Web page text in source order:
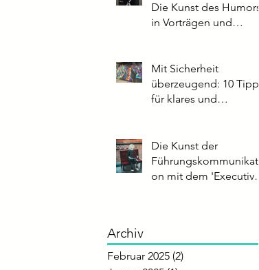
Die Kunst des Humors
in Vorträgen und
Mit Sicherheit
überzeugend: 10 Tipps
für klares und
Die Kunst der
Führungskommunikati
on mit dem 'Executive
Archiv
Februar 2025 (2)